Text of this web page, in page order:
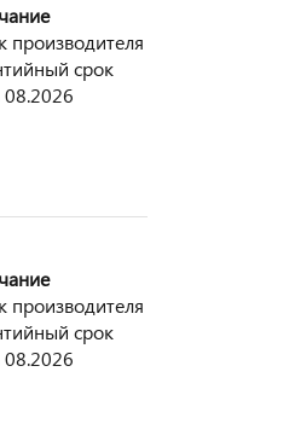
производителя
срок
производителя
срок